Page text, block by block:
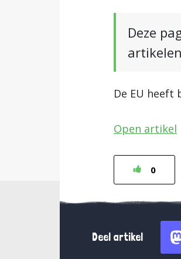
Deze
De EU
Open artikel
0
Deel artikel